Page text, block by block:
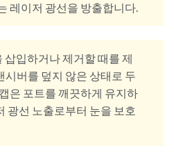
레이저 광선을 방출합니다.
삽입하거나 제거할 때를 제
시버를 덮지 않은 상태로 두
은 포트를 깨끗하게 유지하
광선 노출로부터 눈을 보호